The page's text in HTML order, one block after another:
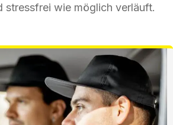
stressfrei wie möglich verläuft.